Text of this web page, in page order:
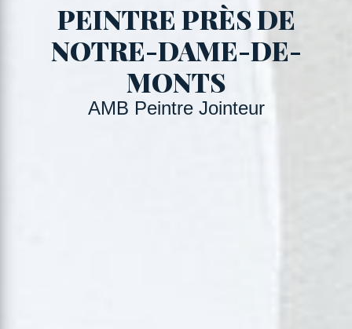
PEINTRE PRÈS DE
NOTRE-DAME-DE-
MONTS
AMB Peintre Jointeur